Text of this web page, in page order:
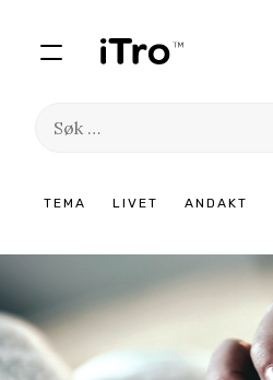
TEMA LIVET ANDAKT
Søk
innhold